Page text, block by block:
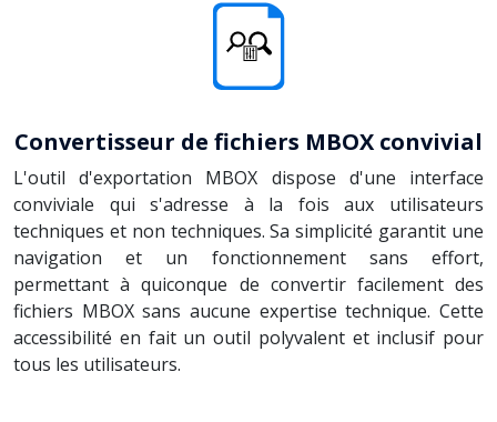
Convertisseur de fichiers MBOX convivial
L'outil d'exportation MBOX dispose d'une interface
conviviale qui s'adresse à la fois aux utilisateurs
techniques et non techniques. Sa simplicité garantit une
navigation et un fonctionnement sans effort,
permettant à quiconque de convertir facilement des
fichiers MBOX sans aucune expertise technique. Cette
accessibilité en fait un outil polyvalent et inclusif pour
tous les utilisateurs.